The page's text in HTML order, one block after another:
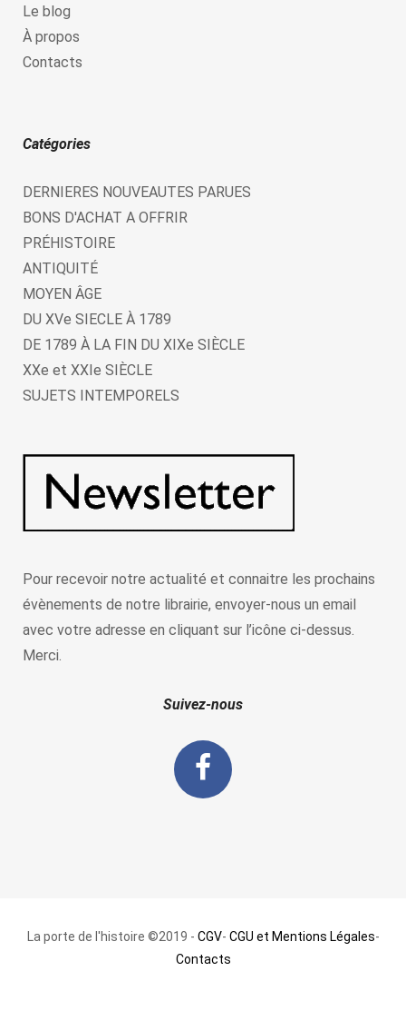
Le blog
À propos
Contacts
Catégories
DERNIERES NOUVEAUTES PARUES
BONS D'ACHAT A OFFRIR
PRÉHISTOIRE
ANTIQUITÉ
MOYEN ÂGE
DU XVe SIECLE À 1789
DE 1789 À LA FIN DU XIXe SIÈCLE
XXe et XXIe SIÈCLE
SUJETS INTEMPORELS
Pour recevoir notre actualité et connaitre les prochains
évènements de notre librairie, envoyer-nous un email
avec votre adresse en cliquant sur l’icône ci-dessus.
Merci.
Suivez-nous
La porte de l'histoire ©2019 - CGV- CGU et Mentions Légales-
Contacts